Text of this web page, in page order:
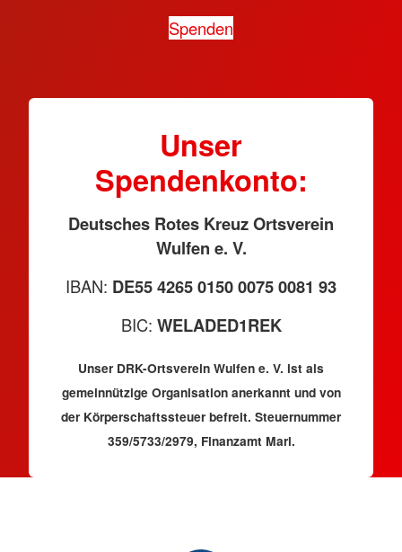
Spenden
Unser
Spendenkonto:
Deutsches Rotes Kreuz Ortsverein
Wulfen e. V.
IBAN: DE55 4265 0150 0075 0081 93
BIC: WELADED1REK
Unser DRK-Ortsverein Wulfen e. V. ist als
gemeinnützige Organisation anerkannt und von
der Körperschaftssteuer befreit. Steuernummer
359/5733/2979, Finanzamt Marl.